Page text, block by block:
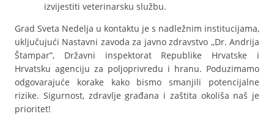
izvijestiti veterinarsku službu.
Grad Sveta Nedelja u kontaktu je s nadležnim institucijama,
uključujući Nastavni zavoda za javno zdravstvo ,,Dr. Andrija
Štampar”, Državni inspektorat Republike Hrvatske i
Hrvatsku agenciju za poljoprivredu i hranu. Poduzimamo
odgovarajuće korake kako bismo smanjili potencijalne
rizike. Sigurnost, zdravlje građana i zaštita okoliša naš je
prioritet!